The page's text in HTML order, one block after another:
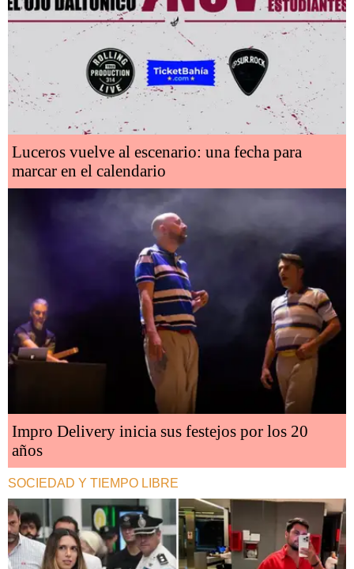
Luceros vuelve al escenario: una fecha para
marcar en el calendario
Impro Delivery inicia sus festejos por los 20
años
SOCIEDAD Y TIEMPO LIBRE